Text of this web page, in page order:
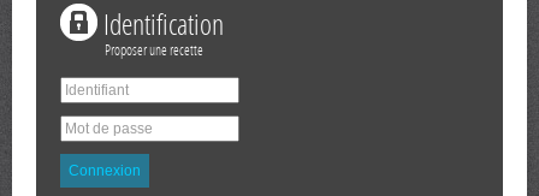
Identification
Proposer une recette
Connexion